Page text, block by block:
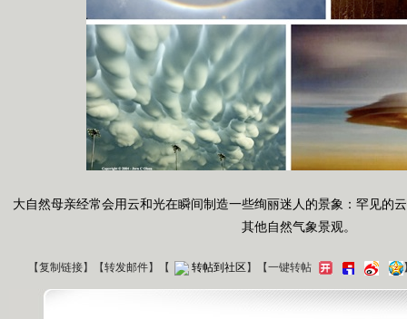
大自然母亲经常会用云和光在瞬间制造一些绚丽迷人的景象：罕见的
其他自然气象景观。
【复制链接】【转发邮件】 【 转帖到社区】【一键转帖